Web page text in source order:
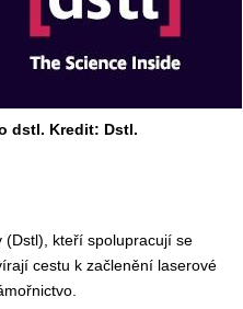
dstl. Kredit: Dstl.
(Dstl), kteří spolupracují se
cestu k začlenění laserové